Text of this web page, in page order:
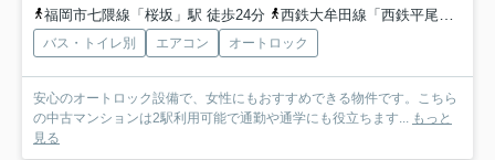
福岡市七隈線「桜坂」駅 徒歩24分
西鉄大牟田線「西鉄平尾」駅 徒歩19分
バス・トイレ別 エアコン オートロック
安心のオートロック設備で、女性にもおすすめできる物件です。こちら
の中古マンションは2駅利用可能で通勤や通学にも役立ちます...
もっと
見る